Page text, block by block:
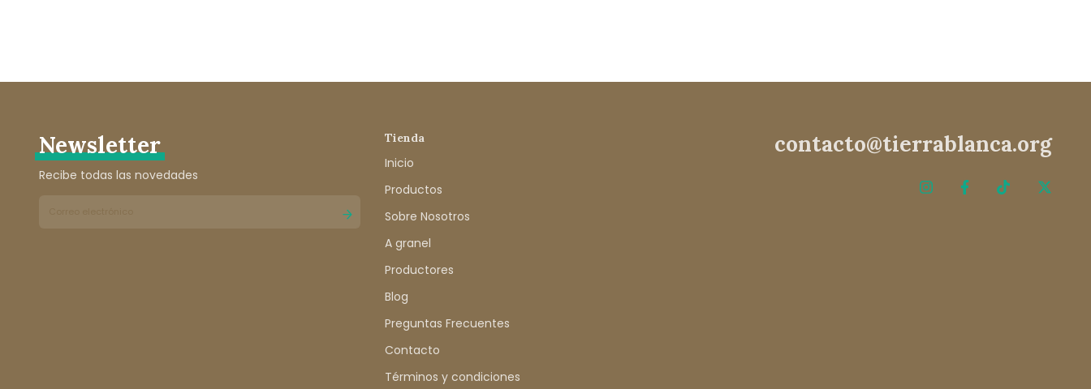
Newsletter
Recibe todas las novedades
Tienda
Inicio
Productos
Sobre Nosotros
A granel
Productores
Blog
Preguntas Frecuentes
Contacto
Términos y condiciones
contacto@tierrablanca.org